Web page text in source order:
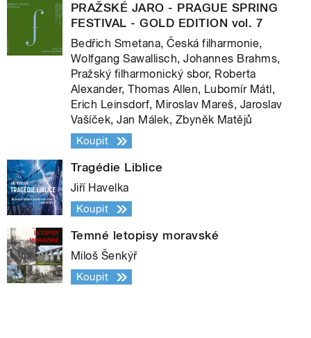
PRAŽSKÉ JARO - PRAGUE SPRING
FESTIVAL - GOLD EDITION vol. 7
Bedřich Smetana, Česká filharmonie,
Wolfgang Sawallisch, Johannes Brahms,
Pražský filharmonický sbor, Roberta
Alexander, Thomas Allen, Lubomír Mátl,
Erich Leinsdorf, Miroslav Mareš, Jaroslav
Vašíček, Jan Málek, Zbyněk Matějů
Koupit
Tragédie Liblice
Jiří Havelka
Koupit
Temné letopisy moravské
Miloš Šenkýř
Koupit